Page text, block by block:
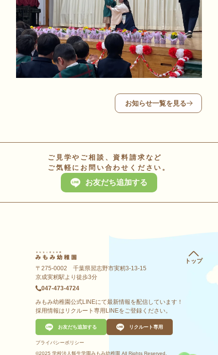
お知らせ一覧を見る
ご見学やご相談、資料請求など
ご気軽にお問い合わせください。
お友だち追加する
〒275-0002 千葉県習志野市実籾3-13-15
京成実籾駅より徒歩3分
047-473-4724
みもみ幼稚園公式LINEにて最新情報を配信しています！
採用情報はリクルート専用LINEをご登録ください。
お友だち追加する リクルート専用
プライバシーポリシー
©2025 学校法人飯生学園みもみ幼稚園 All Rights Reserved.
トップ